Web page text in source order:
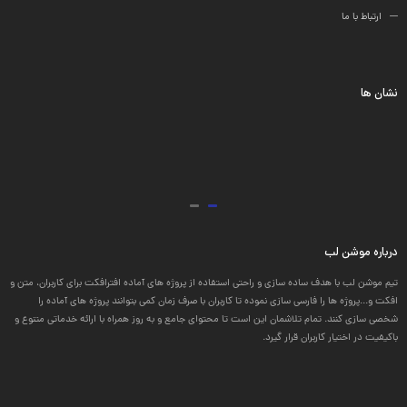
ارتباط با ما
نشان ها
درباره موشن لب
تیم موشن لب با هدف ساده سازی و راحتی استفاده از پروژه های آماده افترافکت برای کاربران، متن و
افکت و...پروژه ها را فارسی سازی نموده تا کاربران با صرف زمان کمی بتوانند پروژه های آماده را
شخصی سازی کنند. تمام تلاشمان این است تا محتوای جامع و به روز همراه با ارائه خدماتی متنوع و
باکیفیت در اختیار کاربران قرار گیرد.